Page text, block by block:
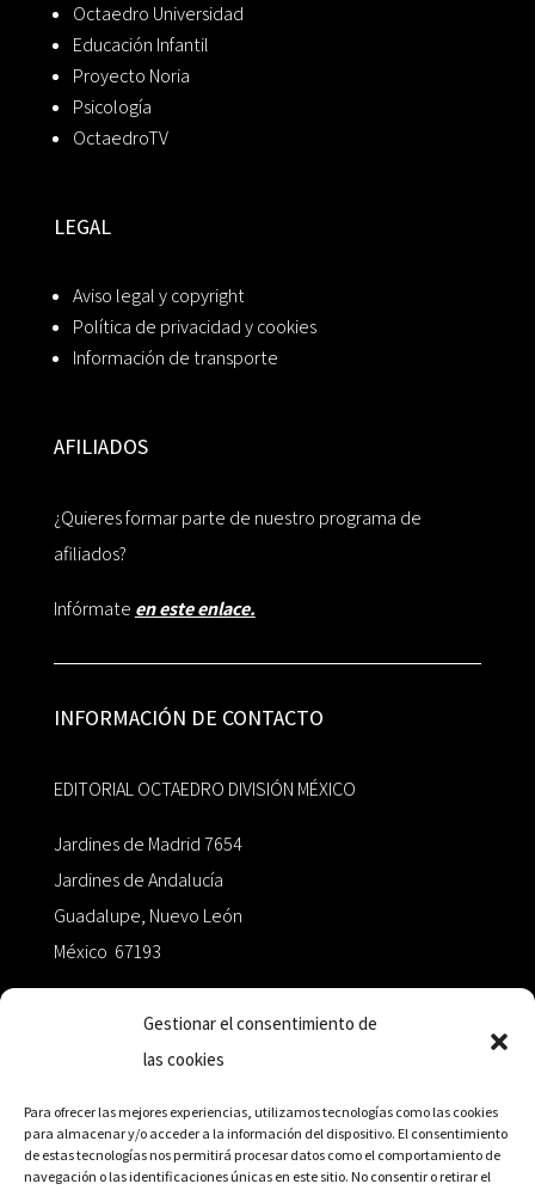
Gestionar el consentimiento de
las cookies
Para ofrecer las mejores experiencias, utilizamos tecnologías como las cookies
para almacenar y/o acceder a la información del dispositivo. El consentimiento
de estas tecnologías nos permitirá procesar datos como el comportamiento de
navegación o las identificaciones únicas en este sitio. No consentir o retirar el
Octaedro Universidad
Educación Infantil
Proyecto Noria
Psicología
OctaedroTV
LEGAL
Aviso legal y copyright
Política de privacidad y cookies
Información de transporte
AFILIADOS
¿Quieres formar parte de nuestro programa de
afiliados?
Infórmate en este enlace.
INFORMACIÓN DE CONTACTO
EDITORIAL OCTAEDRO DIVISIÓN MÉXICO
Jardines de Madrid 7654
Jardines de Andalucía
Guadalupe, Nuevo León
México 67193
+52 811.499.5638
RED DE DISTRIBUCIÓN